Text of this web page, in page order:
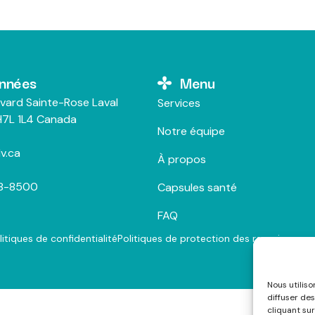
Nous
diffuser
cliquant
Sainte-Rose Laval
1L4 Canada
8500
Menu
Services
Notre équipe
À propos
Capsules santé
FAQ
de confidentialitéPolitiques de protection des